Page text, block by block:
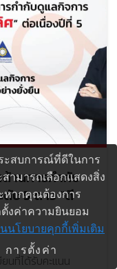
ะสบการณ์ที่ดีในการ
ามารถเลือกแสดงสิ่ง
หากคุณต้องการ
งค่าความยินยอม
นโยบายคุกกี้เพิ่มเติม
การตั้งค่า
านการกำกับ
บ 5 ดาว “ดี
ยนที่ได้รับคะแนน